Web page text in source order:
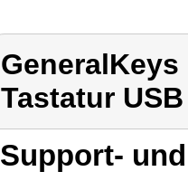
Tastatur
Support-